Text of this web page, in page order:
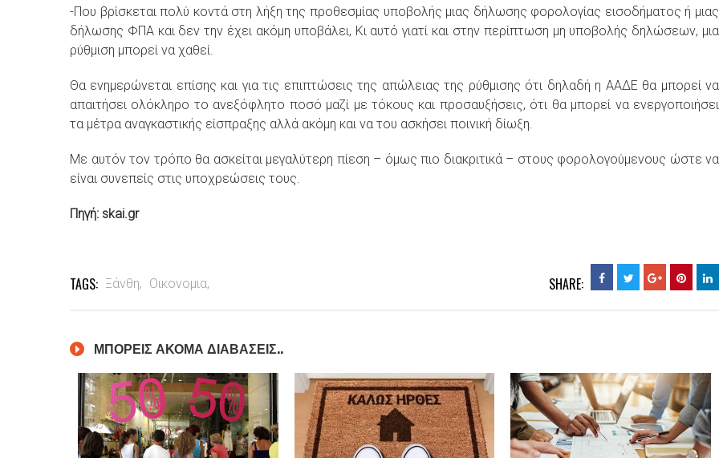
-Που βρίσκεται πολύ κοντά στη λήξη της προθεσμίας υποβολής μιας δήλωσης φορολογίας εισοδήματος ή μιας
δήλωσης ΦΠΑ και δεν την έχει ακόμη υποβάλει, Κι αυτό γιατί και στην περίπτωση μη υποβολής δηλώσεων, μια
ρύθμιση μπορεί να χαθεί.
Θα ενημερώνεται επίσης και για τις επιπτώσεις της απώλειας της ρύθμισης ότι δηλαδή η ΑΑΔΕ θα μπορεί να
απαιτήσει ολόκληρο το ανεξόφλητο ποσό μαζί με τόκους και προσαυξήσεις, ότι θα μπορεί να ενεργοποιήσει
τα μέτρα αναγκαστικής είσπραξης αλλά ακόμη και να του ασκήσει ποινική δίωξη.
Με αυτόν τον τρόπο θα ασκείται μεγαλύτερη πίεση – όμως πιο διακριτικά – στους φορολογούμενους ώστε να
είναι συνεπείς στις υποχρεώσεις τους.
Πηγή: skai.gr
TAGS: Ξάνθη, Οικονομια, SHARE:
ΜΠΟΡΕΙΣ ΑΚΟΜΑ ΔΙΑΒΑΣΕΙΣ..